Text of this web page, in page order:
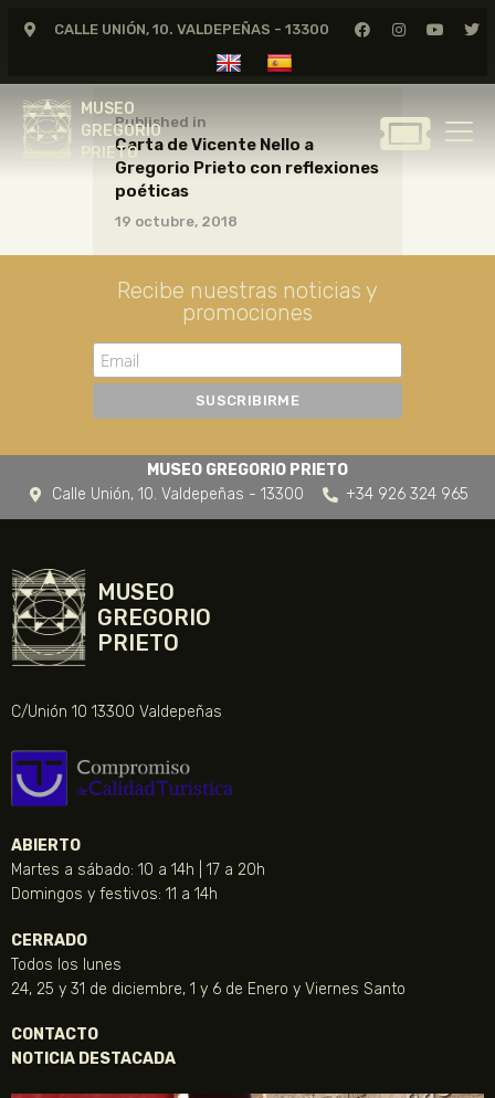
CALLE UNIÓN, 10. VALDEPEÑAS - 13300
MUSEO
GREGORIO
PRIETO
MUSEO
GREGORIO
GREGORIO PRIETO
MUSEO
ARCHIVO
CERTAMEN DE DIBUJO
FUNDACIÓN
TIENDA
NOTICIAS
Published in
Carta de Vicente Nello a
Gregorio Prieto con reflexiones
poéticas
19 octubre, 2018
Recibe nuestras noticias y
promociones
MUSEO GREGORIO PRIETO
Calle Unión, 10. Valdepeñas - 13300
+34 926 324 965
MUSEO
GREGORIO
PRIETO
C/Unión 10 13300 Valdepeñas
ABIERTO
Martes a sábado: 10 a 14h | 17 a 20h
Domingos y festivos: 11 a 14h
CERRADO
Todos los lunes
24, 25 y 31 de diciembre, 1 y 6 de Enero y Viernes Santo
CONTACTO
NOTICIA DESTACADA